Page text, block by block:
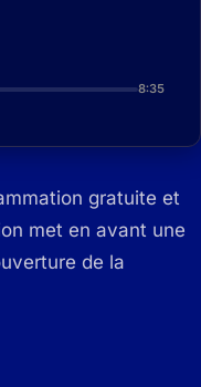
8:35
gratuite et
met en avant une
de la